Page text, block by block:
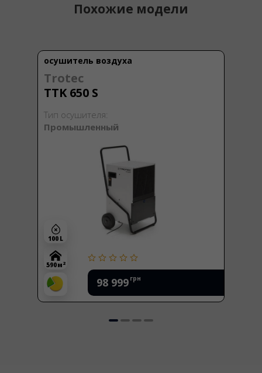
Похожие модели
осушитель воздуха
Trotec
TTK 650 S
Тип осушителя:
Промышленный
98 999 грн
100 L
590 м 2